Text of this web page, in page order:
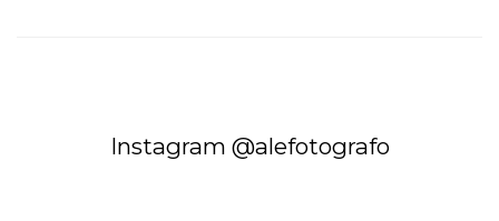
Instagram @alefotografo